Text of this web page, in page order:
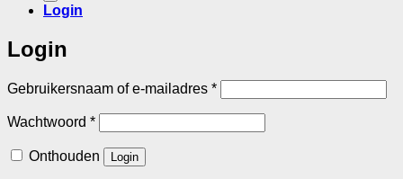
Login
Login
Gebruikersnaam of e-mailadres *Vereist
Wachtwoord *Vereist
Onthouden Login